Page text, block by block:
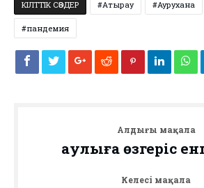
КІЛТТІК СӨЗДЕР Атырау Аурухана
пандемия
Алдыңғы мақала
Қаулыға өзгеріс
Келесі мақала